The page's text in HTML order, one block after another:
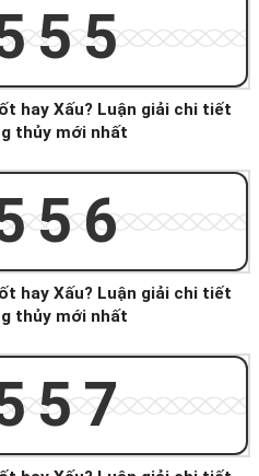
hay Xấu? Luận giải chi tiết
thủy mới nhất
hay Xấu? Luận giải chi tiết
thủy mới nhất